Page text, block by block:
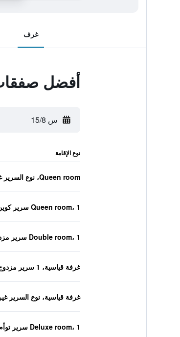
غرف
أفضل
س 15/8
نوع الإقامة
Queen room، نوع السرير غير معروف
Queen room، 1 سرير كوين
Double room، 1 سرير مزدوج
غرفة قياسية، 1 سرير مزدوج
غرفة قياسية، نوع السرير
Deluxe room، 1 سرير توأم